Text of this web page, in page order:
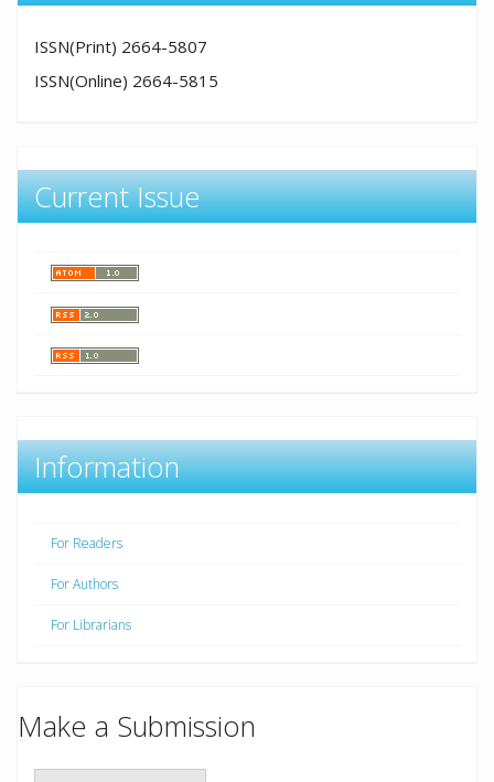
ISSN(Print) 2664-5807
ISSN(Online) 2664-5815
Current Issue
Information
For Readers
For Authors
For Librarians
Make a Submission